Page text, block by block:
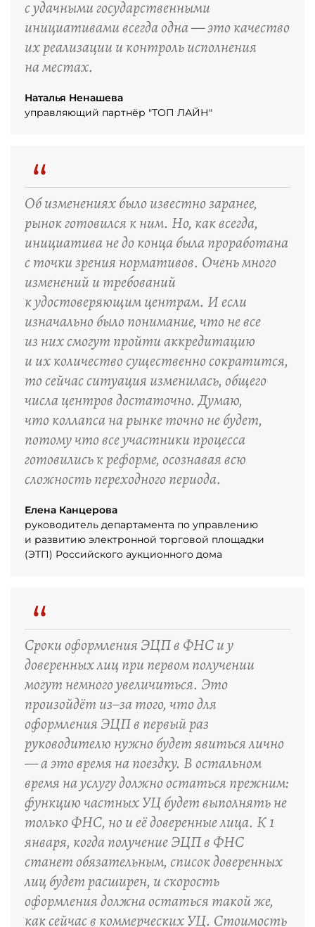
с удачными государственными
инициативами всегда одна — это качество
их реализации и контроль исполнения
на местах.
Наталья Ненашева
управляющий партнёр "ТОП ЛАЙН"
“
Об изменениях было известно заранее,
рынок готовился к ним. Но, как всегда,
инициатива не до конца была проработана
с точки зрения нормативов. Очень много
изменений и требований
к удостоверяющим центрам. И если
изначально было понимание, что не все
из них смогут пройти аккредитацию
и их количество существенно сократится,
то сейчас ситуация изменилась, общего
числа центров достаточно. Думаю,
что коллапса на рынке точно не будет,
потому что все участники процесса
готовились к реформе, осознавая всю
сложность переходного периода.
Елена Канцерова
руководитель департамента по управлению
и развитию электронной торговой площадки
(ЭТП) Российского аукционного дома
“
Сроки оформления ЭЦП в ФНС и у
доверенных лиц при первом получении
могут немного увеличиться. Это
произойдёт из–за того, что для
оформления ЭЦП в первый раз
руководителю нужно будет явиться лично
— а это время на поездку. В остальном
время на услугу должно остаться прежним:
функцию частных УЦ будет выполнять не
только ФНС, но и её доверенные лица. К 1
января, когда получение ЭЦП в ФНС
станет обязательным, список доверенных
лиц будет расширен, и скорость
оформления должна остаться такой же,
как сейчас в коммерческих УЦ. Стоимость